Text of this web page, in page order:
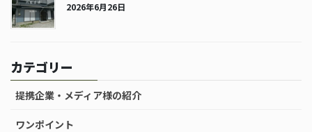
2026年6月26日
カテゴリー
提携企業・メディア様の紹介
ワンポイント